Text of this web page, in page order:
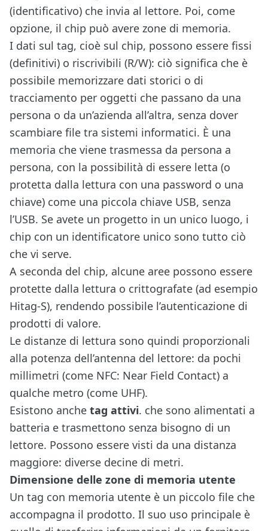
(identificativo) che invia al lettore. Poi, come
opzione, il chip può avere zone di memoria.
I dati sul tag, cioè sul chip, possono essere fissi
(definitivi) o riscrivibili (R/W): ciò significa che è
possibile memorizzare dati storici o di
tracciamento per oggetti che passano da una
persona o da un’azienda all’altra, senza dover
scambiare file tra sistemi informatici. È una
memoria che viene trasmessa da persona a
persona, con la possibilità di essere letta (o
protetta dalla lettura con una password o una
chiave) come una piccola chiave USB, senza
l’USB. Se avete un progetto in un unico luogo, i
chip con un identificatore unico sono tutto ciò
che vi serve.
A seconda del chip, alcune aree possono essere
protette dalla lettura o crittografate (ad esempio
Hitag-S), rendendo possibile l’autenticazione di
prodotti di valore.
Le distanze di lettura sono quindi proporzionali
alla potenza dell’antenna del lettore: da pochi
millimetri (come NFC: Near Field Contact) a
qualche metro (come UHF).
Esistono anche tag attivi. che sono alimentati a
batteria e trasmettono senza bisogno di un
lettore. Possono essere visti da una distanza
maggiore: diverse decine di metri.
Dimensione delle zone di memoria utente
Un tag con memoria utente è un piccolo file che
accompagna il prodotto. Il suo uso principale è